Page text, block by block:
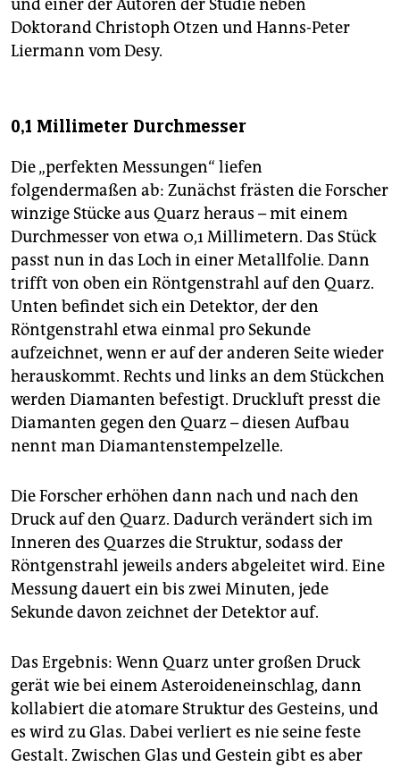
und einer der Autoren der Studie neben
Doktorand Christoph Otzen und Hanns-Peter
Liermann vom Desy.
0,1 Millimeter Durchmesser
Die „perfekten Messungen“ liefen
folgendermaßen ab: Zunächst frästen die Forscher
winzige Stücke aus Quarz heraus – mit einem
Durchmesser von etwa 0,1 Millimetern. Das Stück
passt nun in das Loch in einer Metallfolie. Dann
trifft von oben ein Röntgenstrahl auf den Quarz.
Unten befindet sich ein Detektor, der den
Röntgenstrahl etwa einmal pro Sekunde
aufzeichnet, wenn er auf der anderen Seite wieder
herauskommt. Rechts und links an dem Stückchen
werden Diamanten befestigt. Druckluft presst die
Diamanten gegen den Quarz – diesen Aufbau
nennt man Diamantenstempelzelle.
Die Forscher erhöhen dann nach und nach den
Druck auf den Quarz. Dadurch verändert sich im
Inneren des Quarzes die Struktur, sodass der
Röntgenstrahl jeweils anders abgeleitet wird. Eine
Messung dauert ein bis zwei Minuten, jede
Sekunde davon zeichnet der Detektor auf.
Das Ergebnis: Wenn Quarz unter großen Druck
gerät wie bei einem Asteroideneinschlag, dann
kollabiert die atomare Struktur des Gesteins, und
es wird zu Glas. Dabei verliert es nie seine feste
Gestalt. Zwischen Glas und Gestein gibt es aber